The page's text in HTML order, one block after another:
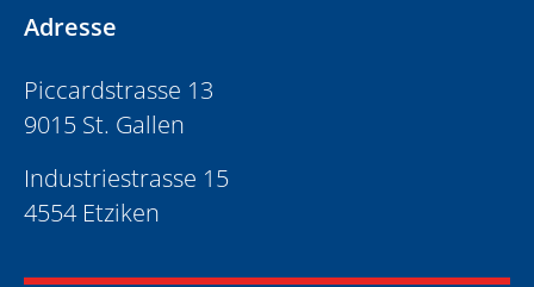
Adresse
Piccardstrasse 13
9015 St. Gallen
Industriestrasse 15
4554 Etziken